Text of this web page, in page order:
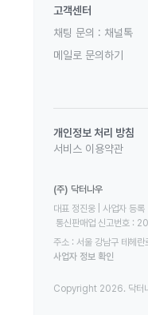
고객센터
채팅 문의 : 채널톡
메일로 문의하기
개인정보 처리 방침
서비스 이용약관
(주) 닥터나우
대표 정진웅 | 사업자
통신판매업 신고번호
주소 : 서울 강남구 테헤
사업자 정보 확인
Copyright 2026. 닥터